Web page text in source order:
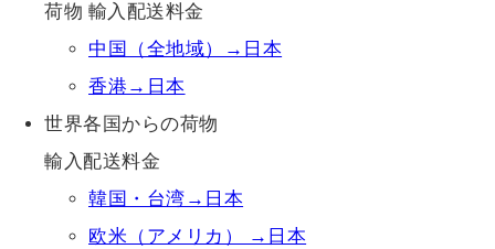
荷物 輸入配送料金
中国（全地域）→日本
香港→日本
世界各国からの荷物
輸入配送料金
韓国・台湾→日本
欧米（アメリカ） →日本